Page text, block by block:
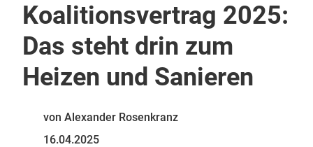
Koalitionsvertrag 2025:
Das steht drin zum
Heizen und Sanieren
von Alexander Rosenkranz
16.04.2025